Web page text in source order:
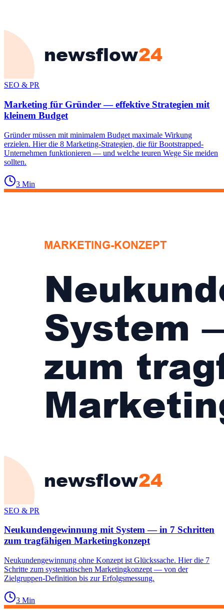
SEO & PR
Marketing für Gründer — effektive Strategien mit
kleinem Budget
Gründer müssen mit minimalem Budget maximale Wirkung
erzielen. Hier die 8 Marketing-Strategien, die für Bootstrapped-
Unternehmen funktionieren — und welche teuren Wege Sie meiden
sollten.
3 Min
SEO & PR
Neukundengewinnung mit System — in 7 Schritten
zum tragfähigen Marketingkonzept
Neukundengewinnung ohne Konzept ist Glückssache. Hier die 7
Schritte zum systematischen Marketingkonzept — von der
Zielgruppen-Definition bis zur Erfolgsmessung.
3 Min